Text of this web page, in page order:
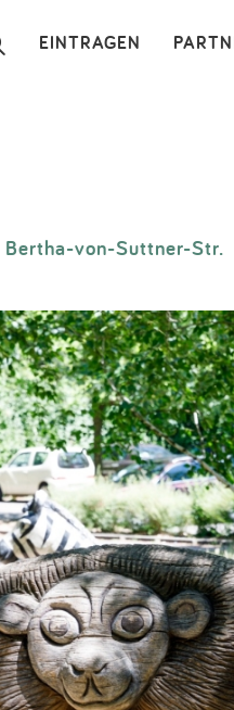
EINTRAGEN
von-Suttner-Str.